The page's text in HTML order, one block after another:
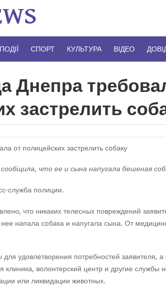
ПОДІЇ СПОРТ КУЛЬТУРА ВІДЕО
Днепра
застрелить
что ее и сына напугала бешеная
служба полиции.
что никаких телесных повреждений
напала собака и напугала сына. От
удовлетворения потребностей заявителя,
клиника, волонтерский центр и другие службы
или ликвидации животных.